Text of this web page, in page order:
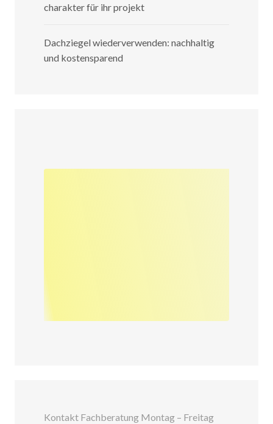
charakter für ihr projekt
Dachziegel wiederverwenden: nachhaltig
und kostensparend
Kontakt Fachberatung Montag – Freitag